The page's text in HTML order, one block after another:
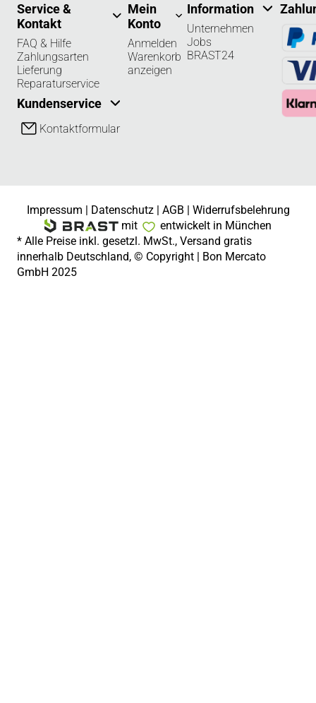
Service &
Kontakt
FAQ & Hilfe
Zahlungsarten
Lieferung
Reparaturservice
Kundenservice
Kontaktformular
Mein
Konto
Anmelden
Warenkorb
anzeigen
Information
Unternehmen
Jobs
BRAST24
Impressum | Datenschutz| AGB | Widerrufsbelehrung
mit
entwickelt in München
* Alle Preise inkl. gesetzl. MwSt., Versand gratis
innerhalb Deutschland, © Copyright | Bon Mercato
GmbH 2025